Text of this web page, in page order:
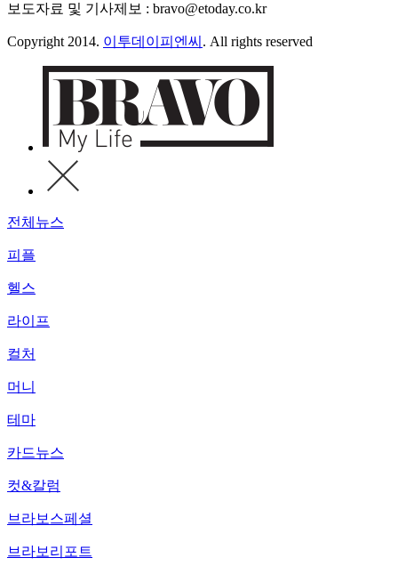
보도자료 및 기사제보 : bravo@etoday.co.kr
Copyright 2014. 이투데이피엔씨 . All rights reserved
전체뉴스
피플
헬스
라이프
컬처
머니
테마
카드뉴스
컷&칼럼
브라보스페셜
브라보리포트